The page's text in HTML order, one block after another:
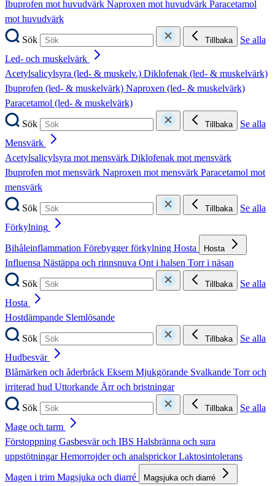
Ibuprofen mot huvudvärk Naproxen mot huvudvärk Paracetamol
mot huvudvärk
Sök
Tillbaka
Se alla
Led- och muskelvärk
Acetylsalicylsyra (led- & muskelv.) Diklofenak (led- & muskelvärk)
Ibuprofen (led- & muskelvärk) Naproxen (led- & muskelvärk)
Paracetamol (led- & muskelvärk)
Sök
Tillbaka
Se alla
Mensvärk
Acetylsalicylsyra mot mensvärk Diklofenak mot mensvärk
Ibuprofen mot mensvärk Naproxen mot mensvärk Paracetamol mot
mensvärk
Sök
Tillbaka
Se alla
Förkylning
Bihåleinflammation Förebygger förkylning Hosta Hosta
Influensa Nästäppa och rinnsnuva Ont i halsen Torr i näsan
Sök
Tillbaka
Se alla
Hosta
Hostdämpande Slemlösande
Sök
Tillbaka
Se alla
Hudbesvär
Blåmärken och åderbråck Eksem Mjukgörande Svalkande Torr och
irriterad hud Uttorkande Ärr och bristningar
Sök
Tillbaka
Se alla
Mage och tarm
Förstoppning Gasbesvär och IBS Halsbränna och sura
uppstötningarHemorrojder och analsprickorLaktosintolerans
Magen i trim Magsjuka och diarré Magsjuka och diarré